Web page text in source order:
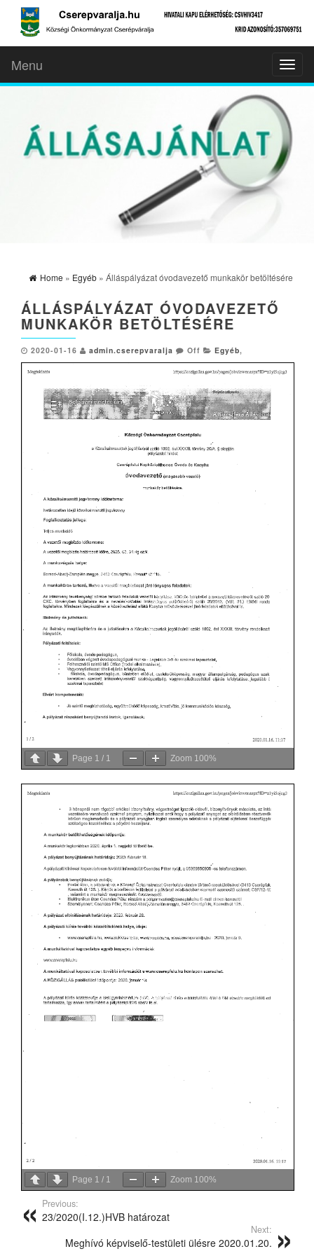
Menu
Home » Egyéb » Álláspályázat óvodavezető munkakör betöltésére
ÁLLÁSPÁLYÁZAT ÓVODAVEZETŐ
MUNKAKÖR BETÖLTÉSÉRE
2020-01-16 admin.cserepvaralja Off Egyéb,
Page 1 / 1 Zoom 100%
Page 1 / 1 Zoom 100%
Previous:
23/2020(I.12.)HVB határozat
Next:
Meghívó képviselő-testületi ülésre 2020.01.20.